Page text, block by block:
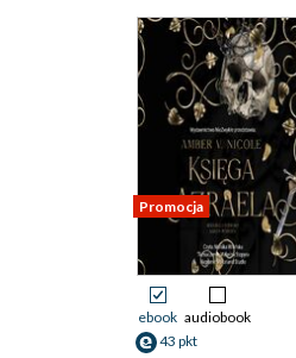
Promocja
ebook audiobook
43 pkt